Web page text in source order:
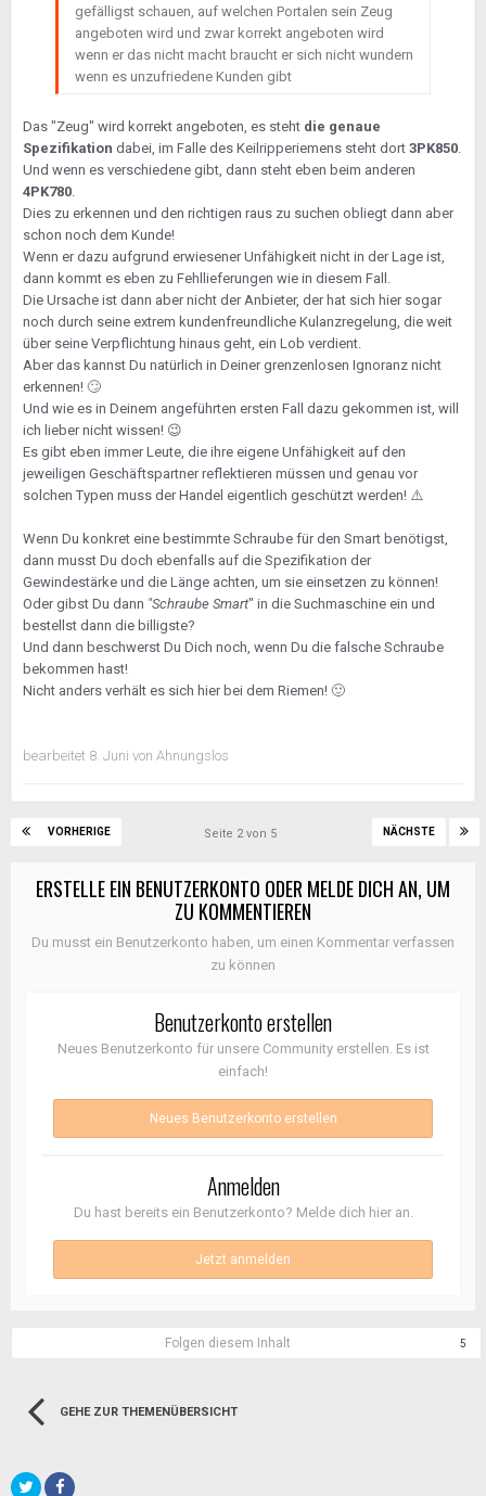
gefälligst schauen, auf welchen Portalen sein Zeug
angeboten wird und zwar korrekt angeboten wird
wenn er das nicht macht braucht er sich nicht wundern
wenn es unzufriedene Kunden gibt
Das "Zeug" wird korrekt angeboten, es steht die genaue
Spezifikation dabei, im Falle des Keilripperiemens steht dort 3PK850.
Und wenn es verschiedene gibt, dann steht eben beim anderen
4PK780.
Dies zu erkennen und den richtigen raus zu suchen obliegt dann aber
schon noch dem Kunde!
Wenn er dazu aufgrund erwiesener Unfähigkeit nicht in der Lage ist,
dann kommt es eben zu Fehllieferungen wie in diesem Fall.
Die Ursache ist dann aber nicht der Anbieter, der hat sich hier sogar
noch durch seine extrem kundenfreundliche Kulanzregelung, die weit
über seine Verpflichtung hinaus geht, ein Lob verdient.
Aber das kannst Du natürlich in Deiner grenzenlosen Ignoranz nicht
erkennen! 🙄
Und wie es in Deinem angeführten ersten Fall dazu gekommen ist, will
ich lieber nicht wissen! 😉
Es gibt eben immer Leute, die ihre eigene Unfähigkeit auf den
jeweiligen Geschäftspartner reflektieren müssen und genau vor
solchen Typen muss der Handel eigentlich geschützt werden! ⚠️
Wenn Du konkret eine bestimmte Schraube für den Smart benötigst,
dann musst Du doch ebenfalls auf die Spezifikation der
Gewindestärke und die Länge achten, um sie einsetzen zu können!
Oder gibst Du dann "Schraube Smart" in die Suchmaschine ein und
bestellst dann die billigste?
Und dann beschwerst Du Dich noch, wenn Du die falsche Schraube
bekommen hast!
Nicht anders verhält es sich hier bei dem Riemen! 🙂
bearbeitet 8. Juni von Ahnungslos
VORHERIGE NÄCHSTE
Seite 2 von 5
ERSTELLE EIN BENUTZERKONTO ODER MELDE DICH AN, UM
ZU KOMMENTIEREN
Du musst ein Benutzerkonto haben, um einen Kommentar verfassen
zu können
Benutzerkonto erstellen
Neues Benutzerkonto für unsere Community erstellen. Es ist
einfach!
Neues Benutzerkonto erstellen
Anmelden
Du hast bereits ein Benutzerkonto? Melde dich hier an.
Jetzt anmelden
Folgen diesem Inhalt 5
GEHE ZUR THEMENÜBERSICHT